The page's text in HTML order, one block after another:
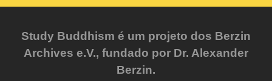
Study Buddhism é um projeto dos Berzin
Archives e.V., fundado por Dr. Alexander
Berzin.